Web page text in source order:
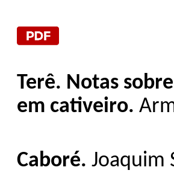
Terê. Notas
em cativeiro.
Caboré. Joaquim